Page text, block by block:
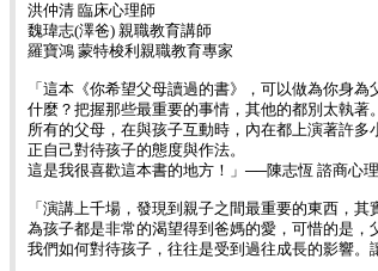
洪仲清 臨床心理師
魏瑋志(澤爸) 親職教育講師
羅寶鴻 蒙特梭利親職教育專家
「這本《你希望父母讀過的書》，可以做為你身
什麼？把握那些最重要的事情，其他的都別太執著。
所有的父母，在與孩子互動時，內在都上演著許
正自己對待孩子的態度與作法。
這是我很喜歡這本書的地方！」──陳志恆 諮商心
「演講上千場，發現到親子之間最重要的東西，
為孩子都是非常的渴望得到爸媽的愛，可惜的是，
我們如何對待孩子，往往是受到過往成長的影響